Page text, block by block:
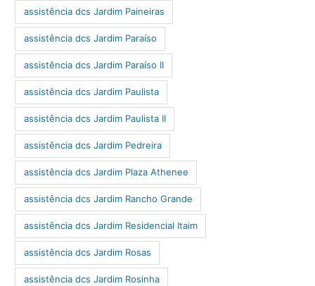
assistência dcs Jardim Paineiras
assistência dcs Jardim Paraíso
assistência dcs Jardim Paraíso II
assistência dcs Jardim Paulista
assistência dcs Jardim Paulista II
assistência dcs Jardim Pedreira
assistência dcs Jardim Plaza Athenee
assistência dcs Jardim Rancho Grande
assistência dcs Jardim Residencial Itaim
assistência dcs Jardim Rosas
assistência dcs Jardim Rosinha